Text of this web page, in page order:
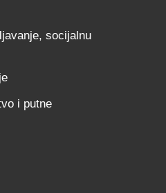
socijalnu
i putne